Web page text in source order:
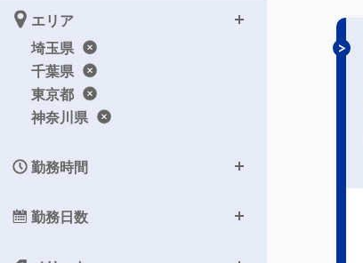
エリア
埼玉県
千葉県
東京都
神奈川県
勤務時間
勤務日数